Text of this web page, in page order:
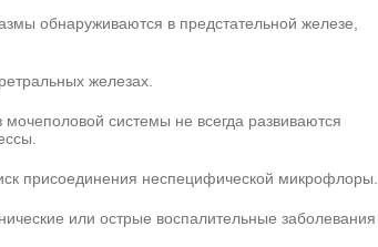
обнаруживаются в предстательной железе,
железах.
системы не всегда развиваются
присоединения неспецифической микрофлоры.
или острые воспалительные заболевания